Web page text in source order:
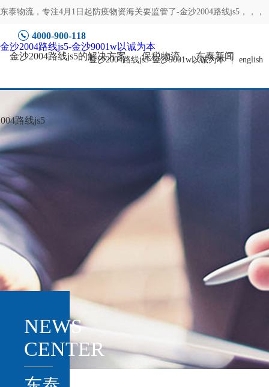
东泰物流，专注4月1日起防疫物资海关要监管了-金沙2004路线js5 ，，，
4000-900-118
金沙2004路线js5-金沙9001w以诚为本 | english
金沙2004路线js5-金沙9001w以诚为本
金沙2004路线js5的解决方案
保税物流 东泰新闻
路线js5
NEWS
CENTER